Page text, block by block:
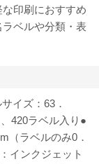
印刷におすすめ
ベルや分類・表
イズ：63．
420ラベル入り●
（ラベルのみ0．
インクジェット